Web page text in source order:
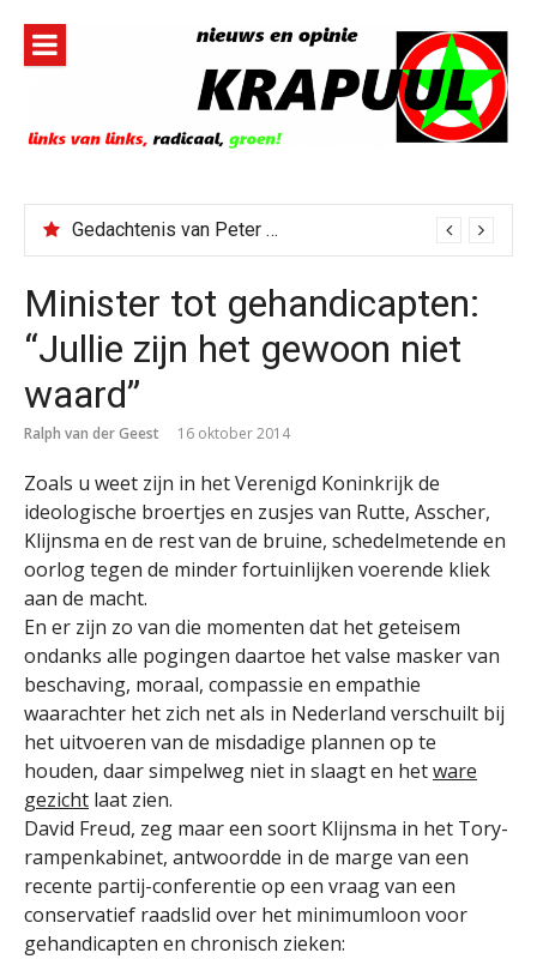
inhoud
Gedachtenis van Peter Faber
Minister tot gehandicapten:
“Jullie zijn het gewoon niet
waard”
Ralph van der Geest 16 oktober 2014
Zoals u weet zijn in het Verenigd Koninkrijk de
ideologische broertjes en zusjes van Rutte, Asscher,
Klijnsma en de rest van de bruine, schedelmetende en
oorlog tegen de minder fortuinlijken voerende kliek
aan de macht.
En er zijn zo van die momenten dat het geteisem
ondanks alle pogingen daartoe het valse masker van
beschaving, moraal, compassie en empathie
waarachter het zich net als in Nederland verschuilt bij
het uitvoeren van de misdadige plannen op te
houden, daar simpelweg niet in slaagt en hetware
gezicht laat zien.
David Freud, zeg maar een soort Klijnsma in het Tory-
rampenkabinet, antwoordde in de marge van een
recente partij-conferentie op een vraag van een
conservatief raadslid over het minimumloon voor
gehandicapten en chronisch zieken: